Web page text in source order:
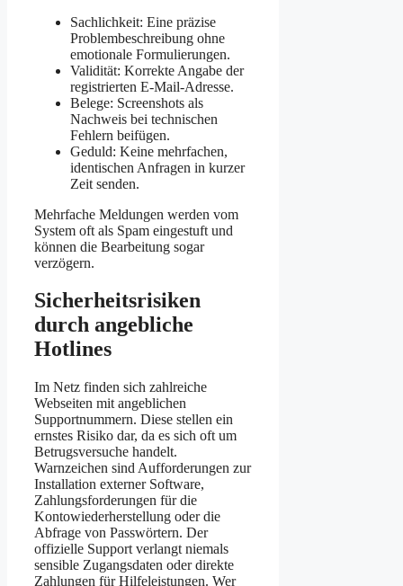
Sachlichkeit: Eine präzise
Problembeschreibung ohne
emotionale Formulierungen.
Validität: Korrekte Angabe der
registrierten E-Mail-Adresse.
Belege: Screenshots als
Nachweis bei technischen
Fehlern beifügen.
Geduld: Keine mehrfachen,
identischen Anfragen in kurzer
Zeit senden.
Mehrfache Meldungen werden vom
System oft als Spam eingestuft und
können die Bearbeitung sogar
verzögern.
Sicherheitsrisiken
durch angebliche
Hotlines
Im Netz finden sich zahlreiche
Webseiten mit angeblichen
Supportnummern. Diese stellen ein
ernstes Risiko dar, da es sich oft um
Betrugsversuche handelt.
Warnzeichen sind Aufforderungen zur
Installation externer Software,
Zahlungsforderungen für die
Kontowiederherstellung oder die
Abfrage von Passwörtern. Der
offizielle Support verlangt niemals
sensible Zugangsdaten oder direkte
Zahlungen für Hilfeleistungen. Wer